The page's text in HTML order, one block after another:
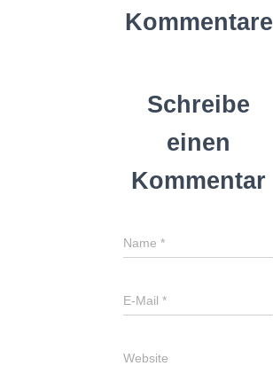
Kommentare
Schreibe
einen
Kommentar
Name *
E-Mail *
Website